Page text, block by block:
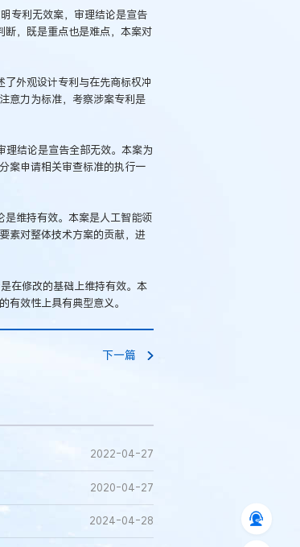
专利无效案，审理结论是宣告
，既是重点也是难点，本案对
外观设计专利与在先商标权冲
意力为标准，考察涉案专利是
理结论是宣告全部无效。本案为
案申请相关审查标准的执行一
是维持有效。本案是人工智能领
素对整体技术方案的贡献，进
在修改的基础上维持有效。本
效性上具有典型意义。
下一篇
2022-04-27
2020-04-27
2024-04-28